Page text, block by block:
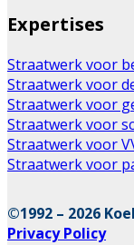
Expertises
Straatwerk voor
Straatwerk voor
Straatwerk voor
Straatwerk voor
Straatwerk voor
Straatwerk voor
©1992 – 2026
Privacy Policy